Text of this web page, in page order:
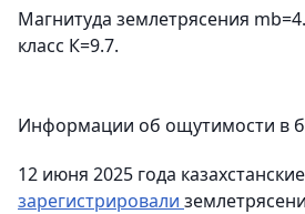
Магнитуда землетрясения
класс К=9.7.
Информации об ощутимости в
12 июня 2025 года
зарегистрировали